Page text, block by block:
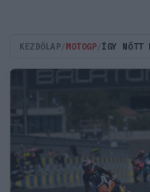
KEZDŐLAP MOTOGP